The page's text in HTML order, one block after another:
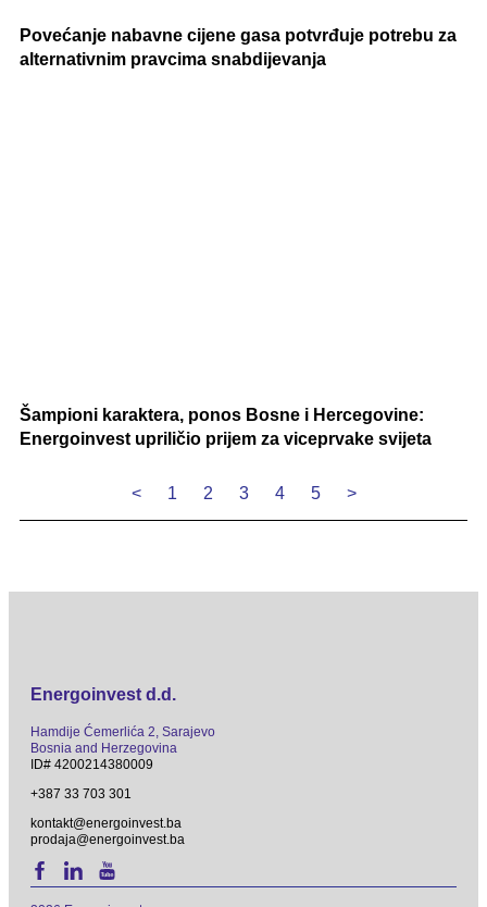
Povećanje nabavne cijene gasa potvrđuje potrebu za
alternativnim pravcima snabdijevanja
Šampioni karaktera, ponos Bosne i Hercegovine:
Energoinvest upriličio prijem za viceprvake svijeta
< 1 2 3 4 5 >
Energoinvest d.d.
Hamdije Ćemerlića 2, Sarajevo
Bosnia and Herzegovina
ID# 4200214380009
+387 33 703 301
kontakt@energoinvest.ba
prodaja@energoinvest.ba